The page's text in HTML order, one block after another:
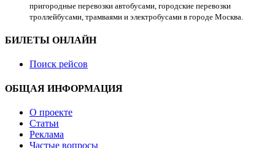
пригородные перевозки автобусами, городские перевозки
троллейбусами, трамваями и электробусами в городе Москва.
БИЛЕТЫ ОНЛАЙН
Поиск рейсов
ОБЩАЯ ИНФОРМАЦИЯ
О проекте
Статьи
Реклама
Частые вопросы